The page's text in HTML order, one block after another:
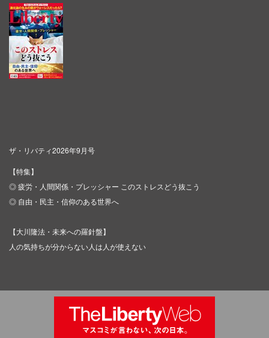
ザ・リバティ2026年9月号
【特集】
◎ 疲労・人間関係・プレッシャー このストレスどう抜こう
◎ 自由・民主・信仰のある世界へ
【大川隆法・未来への羅針盤】
人の気持ちが分からない人は人が使えない